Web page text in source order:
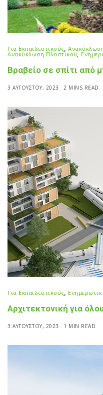
Για Εκπαιδευτικούς ,
Ανακύκλωση Πλαστικού
Βραβείο σε σπίτι από
3 ΑΥΓΟΎΣΤΟΥ, 2023 2 MINS READ
Για Εκπαιδευτικούς
Αρχιτεκτονική για
3 ΑΥΓΟΎΣΤΟΥ, 2023 1 MIN READ